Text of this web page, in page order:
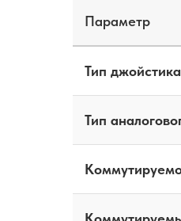
Параметр
Тип джойстика
Тип